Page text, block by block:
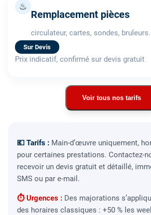
♨
Remplacement pièces
circulateur, cartes, sondes,
Sur Devis
Prix indicatif, confirmé sur devis gratuit
Voir tous nos tarifs
💶 Tarifs : Main-d’œuvre uniquement,
pour certaines prestations. Contactez-
recevoir un devis gratuit et détaillé,
SMS ou par e-mail.
⏱ Urgences : Des majorations
des horaires classiques : +50 % les